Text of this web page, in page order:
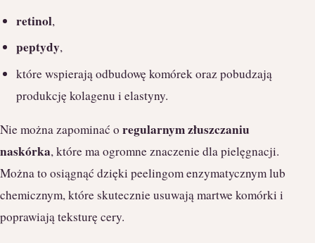
retinol,
peptydy,
które wspierają odbudowę komórek oraz pobudzają
produkcję kolagenu i elastyny.
Nie można zapominać o regularnym złuszczaniu
naskórka, które ma ogromne znaczenie dla pielęgnacji.
Można to osiągnąć dzięki peelingom enzymatycznym lub
chemicznym, które skutecznie usuwają martwe komórki i
poprawiają teksturę cery.